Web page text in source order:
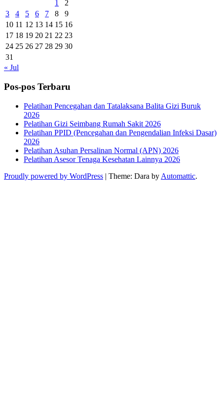
1
2
3
4 5 6 7 8
9
10 11 12 13 14 15 16
17 18 19 20 21 22 23
24 25 26 27 28 29 30
31
« Jul
Pos-pos Terbaru
Pelatihan Pencegahan dan Tatalaksana Balita Gizi Buruk
2026
Pelatihan Gizi Seimbang Rumah Sakit 2026
Pelatihan PPID (Pencegahan dan Pengendalian Infeksi Dasar)
2026
Pelatihan Asuhan Persalinan Normal (APN) 2026
Pelatihan Asesor Tenaga Kesehatan Lainnya 2026
Proudly powered by WordPress | Theme: Dara by Automattic.